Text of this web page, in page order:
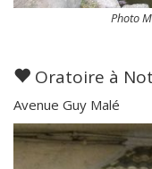
Photo
Oratoire à
Avenue Guy Malé